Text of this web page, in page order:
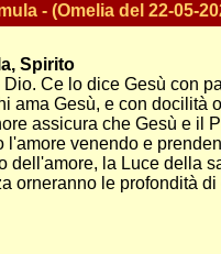
- (Omelia del 22-05-
Spirito
Dio. Ce lo dice Gesù con
ama Gesù, e con docilità
assicura che Gesù e il
l'amore venendo e
dell'amore, la Luce della
orneranno le profondità